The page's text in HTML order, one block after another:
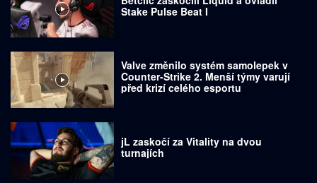
Stake Pulse Beat I
Valve změnilo systém samolepek v
Counter-Strike 2. Menší týmy varují
před krizí celého esportu
jL zaskočí za Vitality na dvou
turnajích